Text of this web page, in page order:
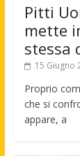
Pitti
mette
stessa
15 Giugno
Proprio
che si
appare, a